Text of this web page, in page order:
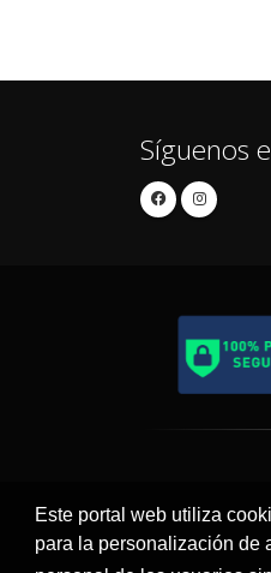
Este portal web utiliza
para la personalización de
Síguenos